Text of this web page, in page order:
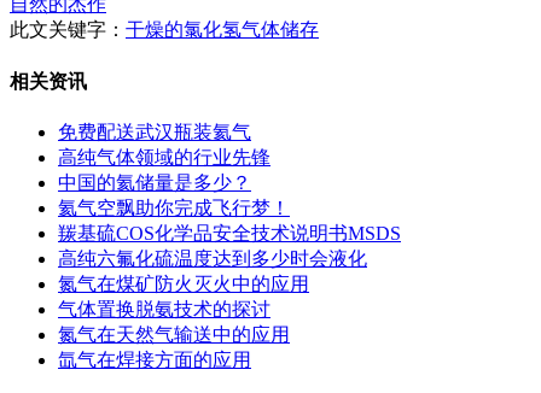
自然的杰作
此文关键字： 干燥的氯化氢气体储存
相关资讯
免费配送武汉瓶装氦气
高纯气体领域的行业先锋
中国的氦储量是多少？
氦气空飘助你完成飞行梦！
羰基硫COS化学品安全技术说明书MSDS
高纯六氟化硫温度达到多少时会液化
氮气在煤矿防火灭火中的应用
气体置换脱氨技术的探讨
氮气在天然气输送中的应用
氙气在焊接方面的应用